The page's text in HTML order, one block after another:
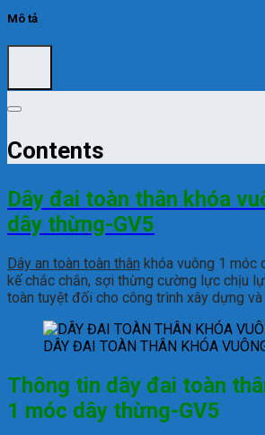
Mô tả
Contents
Dây đai toàn thân khóa
dây thừng-GV5
Dây an toàn toàn thân khóa vuông 1 móc
kế chắc chắn, sợi thừng cường lực chịu
toàn tuyệt đối cho công trình xây dựng
DÂY ĐAI TOÀN THÂN KHÓA
Thông tin dây đai toàn
1 móc dây thừng-GV5